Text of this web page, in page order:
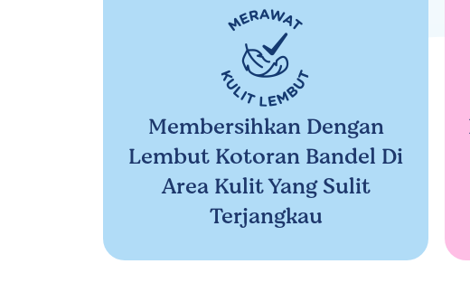
Membersihkan Dengan
Lembut Kotoran Bandel Di
Area Kulit Yang Sulit
Terjangkau